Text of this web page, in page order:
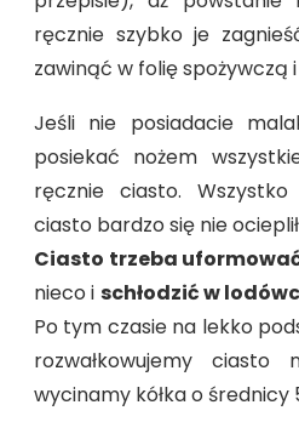
ręcznie szybko je
zawinąć w folię spożywczą
Jeśli nie posiadacie
posiekać nożem
ręcznie ciasto.
ciasto bardzo się nie
Ciasto trzeba
nieco i schłodzić w
Po tym czasie na lekko
rozwałkowujemy
wycinamy kółka o średnicy